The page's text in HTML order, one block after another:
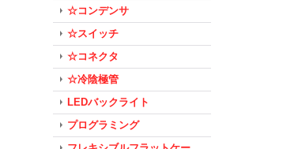
☆コンデンサ
☆スイッチ
☆コネクタ
☆冷陰極管
LEDバックライト
プログラミング